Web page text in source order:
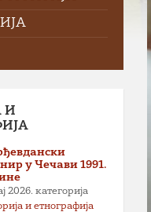
И
у Чечави 1991.
2026. категорија
и етнографија